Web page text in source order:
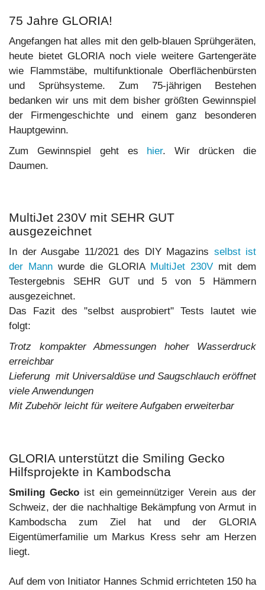
75 Jahre GLORIA!
Angefangen hat alles mit den gelb-blauen Sprühgeräten,
heute bietet GLORIA noch viele weitere Gartengeräte
wie Flammstäbe, multifunktionale Oberflächenbürsten
und Sprühsysteme. Zum 75-jährigen Bestehen
bedanken wir uns mit dem bisher größten Gewinnspiel
der Firmengeschichte und einem ganz besonderen
Hauptgewinn.
Zum Gewinnspiel geht es hier. Wir drücken die
Daumen.
MultiJet 230V mit SEHR GUT
ausgezeichnet
In der Ausgabe 11/2021 des DIY Magazins selbst ist
der Mann wurde die GLORIA MultiJet 230V mit dem
Testergebnis SEHR GUT und 5 von 5 Hämmern
ausgezeichnet.
Das Fazit des "selbst ausprobiert" Tests lautet wie
folgt:
Trotz kompakter Abmessungen hoher Wasserdruck
erreichbar
Lieferung mit Universaldüse und Saugschlauch eröffnet
viele Anwendungen
Mit Zubehör leicht für weitere Aufgaben erweiterbar
GLORIA unterstützt die Smiling Gecko
Hilfsprojekte in Kambodscha
Smiling Geckoist ein gemeinnütziger Verein aus der
Schweiz, der die nachhaltige Bekämpfung von Armut in
Kambodscha zum Ziel hat und der GLORIA
Eigentümerfamilie um Markus Kress sehr am Herzen
liegt.
Auf dem von Initiator Hannes Schmid errichteten 150 ha